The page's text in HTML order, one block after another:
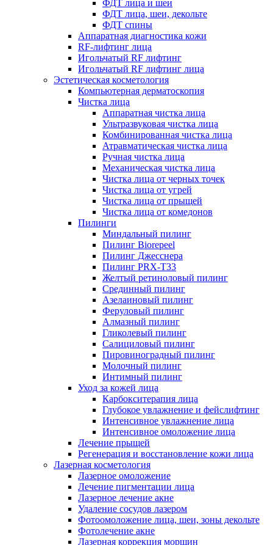
ФДТ лица и шеи
ФДТ лица, шеи, декольте
ФДТ спины
Аппаратная диагностика кожи
RF-лифтинг лица
Игольчатый RF лифтинг
Игольчатый RF лифтинг лица
Эстетическая косметология
Компьютерная дерматоскопия
Чистка лица
Аппаратная чистка лица
Ультразвуковая чистка лица
Комбинированная чистка лица
Атравматическая чистка лица
Ручная чистка лица
Механическая чистка лица
Чистка лица от черных точек
Чистка лица от угрей
Чистка лица от прыщей
Чистка лица от комедонов
Пилинги
Миндальный пилинг
Пилинг Biorepeel
Пилинг Джесснера
Пилинг PRX-T33
Желтый ретиноловый пилинг
Срединный пилинг
Азелаиновый пилинг
Феруловый пилинг
Алмазный пилинг
Гликолевый пилинг
Салициловый пилинг
Пировиноградный пилинг
Молочный пилинг
Интимный пилинг
Уход за кожей лица
Карбокситерапия лица
Глубокое увлажнение и фейслифтинг
Интенсивное увлажнение лица
Интенсивное омоложение лица
Лечение прыщей
Регенерация и восстановление кожи лица
Лазерная косметология
Лазерное омоложение
Лечение пигментации лица
Лазерное лечение акне
Удаление сосудов лазером
Фотоомоложение лица, шеи, зоны декольте
Фотолечение акне
Лазерная коррекция морщин